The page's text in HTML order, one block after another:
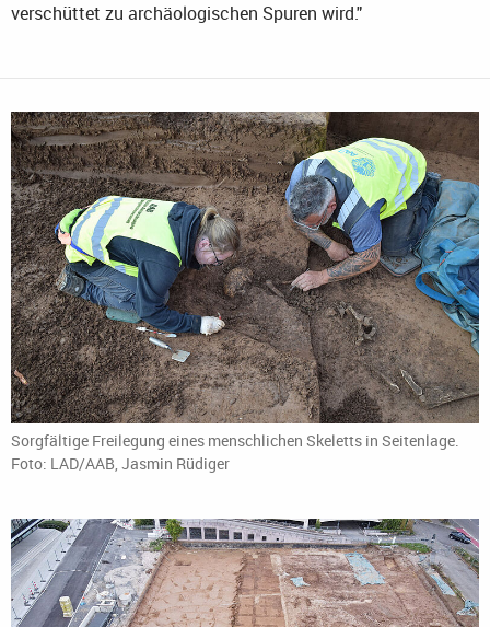
verschüttet zu archäologischen Spuren wird."
Sorgfältige Freilegung eines menschlichen Skeletts in Seitenlage.
Foto: LAD/AAB, Jasmin Rüdiger